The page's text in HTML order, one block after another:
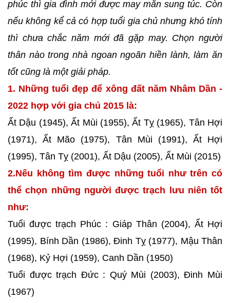
phúc thì gia đình mới được may mắn sung túc. Còn
nếu không kể cả có hợp tuổi gia chủ nhưng khó tính
thì chưa chắc năm mới đã gặp may. Chọn người
thân nào trong nhà ngoan ngoãn hiền lành, làm ăn
tốt cũng là một giải pháp.
1. Những tuổi đẹp để xông đất năm Nhâm Dần -
2022 hợp với gia chủ 2015 là:
Ất Dậu (1945), Ất Mùi (1955), Ất Tỵ (1965), Tân Hợi
(1971), Ất Mão (1975), Tân Mùi (1991), Ất Hợi
(1995), Tân Tỵ (2001), Ất Dậu (2005), Ất Mùi (2015)
2.Nếu không tìm được những tuổi như trên có
thể chọn những người được trạch lưu niên tốt
như:
Tuổi được trạch Phúc : Giáp Thân (2004), Ất Hợi
(1995), Bính Dần (1986), Đinh Tỵ (1977), Mậu Thân
(1968), Kỷ Hợi (1959), Canh Dần (1950)
Tuổi được trạch Đức : Quý Mùi (2003), Đinh Mùi
(1967)